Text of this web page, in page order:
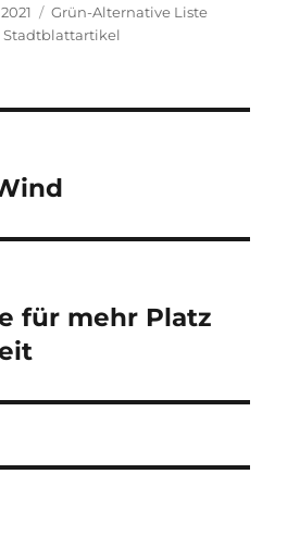
Kategorien
Grün-Alternative Liste
Stadtblattartikel
für mehr Platz